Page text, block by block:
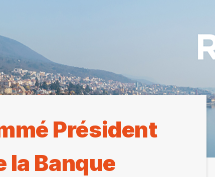
Président
la Banque